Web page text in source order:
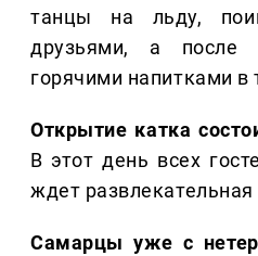
танцы на льду,
друзьями, а после
горячими напитками в
Открытие катка
В этот день всех
ждет
Самарцы уже с